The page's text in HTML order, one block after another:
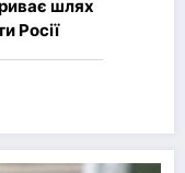
шлях
Росії